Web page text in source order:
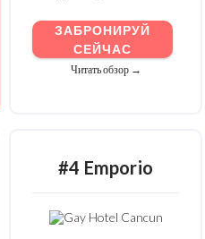
ЗАБРОНИРУЙ
СЕЙЧАС
Читать обзор →
#4 Emporio